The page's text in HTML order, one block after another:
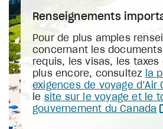
Renseignements
Pour de plus amples
concernant les
requis, les visas, les taxes
plus encore, consultez
la
exigences de voyage d’Air
lesite sur le voyage et le
gouvernement du Canada